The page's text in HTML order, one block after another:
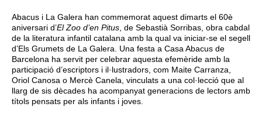
Abacus i La Galera han commemorat aquest dimarts el 60è
aniversari d’El Zoo d’en Pitus , de Sebastià Sorribas, obra cabdal
de la literatura infantil catalana amb la qual va iniciar‑se el segell
d’Els Grumets de La Galera. Una festa a Casa Abacus de
Barcelona ha servit per celebrar aquesta efemèride amb la
participació d’escriptors i il·lustradors, com Maite Carranza,
Oriol Canosa o Mercè Canela, vinculats a una col·lecció que al
llarg de sis dècades ha acompanyat generacions de lectors amb
títols pensats per als infants i joves.